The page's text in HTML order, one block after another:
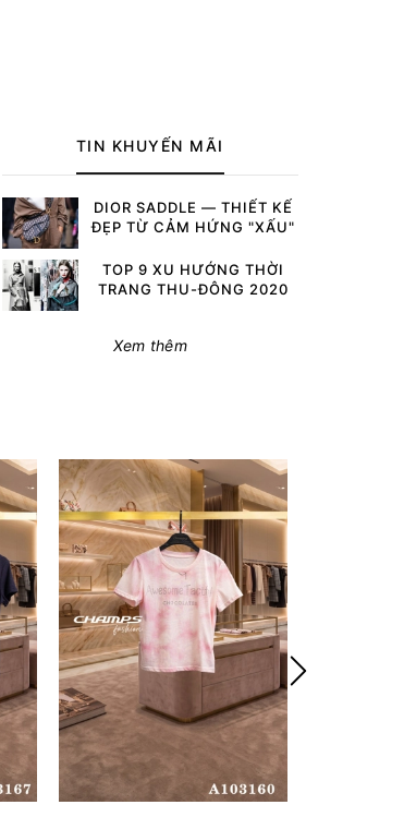
TIN KHUYẾN MÃI
DIOR SADDLE — THIẾT KẾ
ĐẸP TỪ CẢM HỨNG "XẤU"
TOP 9 XU HƯỚNG THỜI
TRANG THU-ĐÔNG 2020
Xem thêm